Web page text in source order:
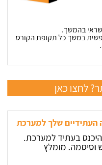
בהמשך.
במשך כל תקופת הקורס
לחצו כאן
העתידיים שלך למערכת
בעתיד למערכת.
וסיסמה. מומלץ